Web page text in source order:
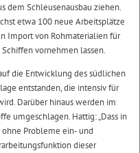
dem Schleusenausbau ziehen.
etwa 100 neue Arbeitsplätze
Import von Rohmaterialien für
vornehmen lassen.
die Entwicklung des südlichen
entstanden, die intensiv für
Darüber hinaus werden im
umgeschlagen. Hattig: „Dass in
Probleme ein- und
dieser